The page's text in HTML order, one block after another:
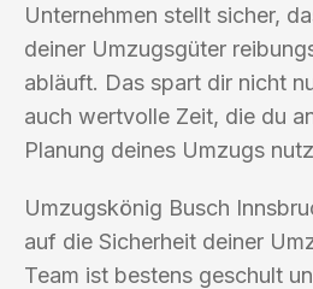
Unternehmen stellt sicher,
deiner Umzugsgüter
abläuft. Das spart dir nicht
auch wertvolle Zeit, die du
Planung deines Umzugs
Umzugskönig Busch
auf die Sicherheit deiner
Team ist bestens geschult